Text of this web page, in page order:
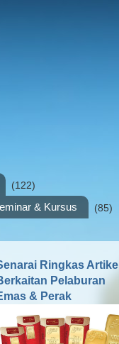
(122)
& Kursus (85)
Ringkas Artikel
Pelaburan
& Perak